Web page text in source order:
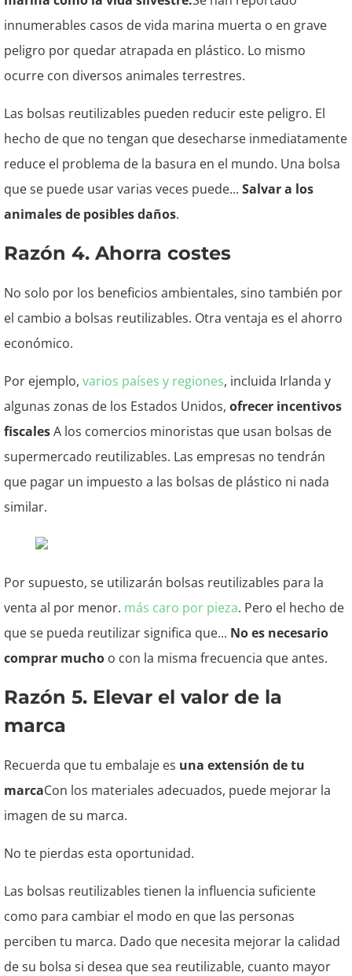
innumerables casos de vida marina muerta o en grave
peligro por quedar atrapada en plástico. Lo mismo
ocurre con diversos animales terrestres.
Las bolsas reutilizables pueden reducir este peligro. El
hecho de que no tengan que desecharse inmediatamente
reduce el problema de la basura en el mundo. Una bolsa
que se puede usar varias veces puede... Salvar a los
animales de posibles daños.
Razón 4. Ahorra costes
No solo por los beneficios ambientales, sino también por
el cambio a bolsas reutilizables. Otra ventaja es el ahorro
económico.
Por ejemplo, varios países y regiones, incluida Irlanda y
algunas zonas de los Estados Unidos, ofrecer incentivos
fiscalesA los comercios minoristas que usan bolsas de
supermercado reutilizables. Las empresas no tendrán
que pagar un impuesto a las bolsas de plástico ni nada
similar.
Por supuesto, se utilizarán bolsas reutilizables para la
venta al por menor. más caro por pieza. Pero el hecho de
que se pueda reutilizar significa que... No es necesario
comprar mucho o con la misma frecuencia que antes.
Razón 5. Elevar el valor de la
marca
Recuerda que tu embalaje es una extensión de tu
marcaCon los materiales adecuados, puede mejorar la
imagen de su marca.
No te pierdas esta oportunidad.
Las bolsas reutilizables tienen la influencia suficiente
como para cambiar el modo en que las personas
perciben tu marca. Dado que necesita mejorar la calidad
de su bolsa si desea que sea reutilizable, cuanto mayor